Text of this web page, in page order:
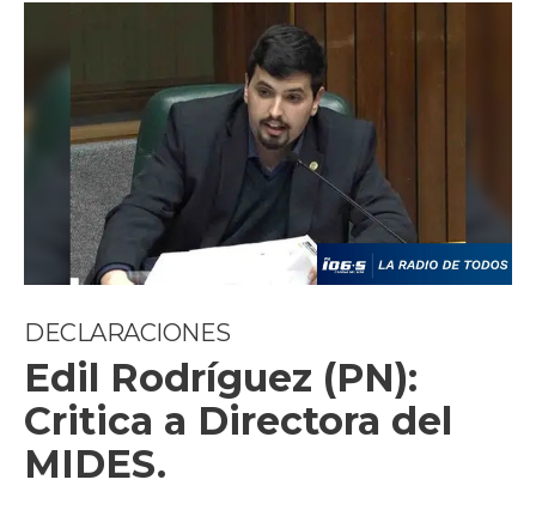
DECLARACIONES
Edil Rodríguez (PN):
Critica a Directora del
MIDES.